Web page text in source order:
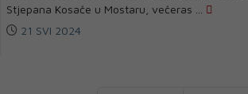
Stjepana Kosače u Mostaru, večeras ...
21 SVI 2024